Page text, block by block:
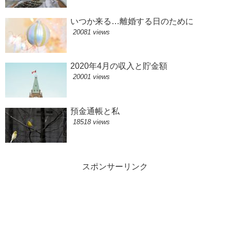
いつか来る…離婚する日のために
20081 views
2020年4月の収入と貯金額
20001 views
預金通帳と私
18518 views
スポンサーリンク